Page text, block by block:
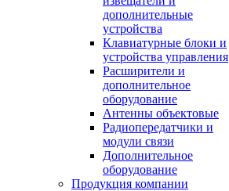
дополнительные
устройства
Клавиатурные блоки и
устройства управления
Расширители и
дополнительное
оборудование
Антенны объектовые
Радиопередатчики и
модули связи
Дополнительное
оборудование
Продукция компании